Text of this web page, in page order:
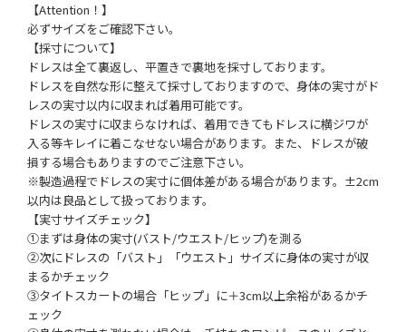
【Attention！】
必ずサイズをご確認下さい。
【採寸について】
ドレスは全て裏返し、平置きで裏地を採寸しております。
ドレスを自然な形に整えて採寸しておりますので、身体の実寸がド
レスの実寸以内に収まれば着用可能です。
ドレスの実寸に収まらなければ、着用できてもドレスに横ジワが
入る等キレイに着こなせない場合があります。また、ドレスが破
損する場合もありますのでご注意下さい。
※製造過程でドレスの実寸に個体差がある場合があります。±2cm
以内は良品として扱っております。
【実寸サイズチェック】
①まずは身体の実寸(バスト/ウエスト/ヒップ)を測る
②次にドレスの「バスト」「ウエスト」サイズに身体の実寸が収
まるかチェック
③タイトスカートの場合「ヒップ」に＋3cm以上余裕があるかチ
ェック